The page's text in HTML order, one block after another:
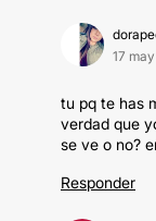
17
tu pq te has
verdad que
se ve o no?
Responder